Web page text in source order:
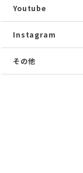
Youtube
Instagram
その他